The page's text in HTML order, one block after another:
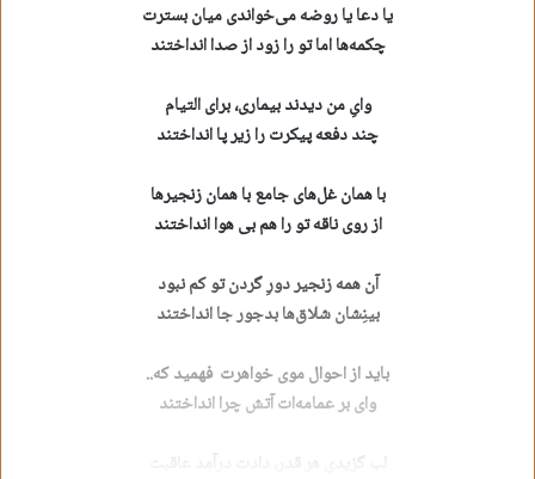
یا دعا یا روضه می‌خواندی میان بسترت
چکمه‌ها اما تو را زود از صدا انداختند
وایِ من دیدند بیماری، برای التیام
چند دفعه پیکرت را زیر پا انداختند
با همان غل‌های جامع با همان زنجیرها
از روی ناقه تو را هم بی هوا انداختند
آن همه زنجیر دورِ گردن تو کم نبود
بینِشان شلاق‌ها بدجور جا انداختند
باید از احوال موی خواهرت فهمید که..
وای بر عمامه‌ات آتش چرا انداختند
لب گزیدی هر قدر، دادت درآمد عاقبت